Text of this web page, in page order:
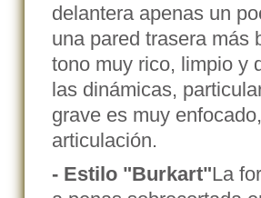
delantera apenas un
una pared trasera más
tono muy rico, limpio y
las dinámicas,
grave es muy
articulación.
- Estilo "Burkart"La